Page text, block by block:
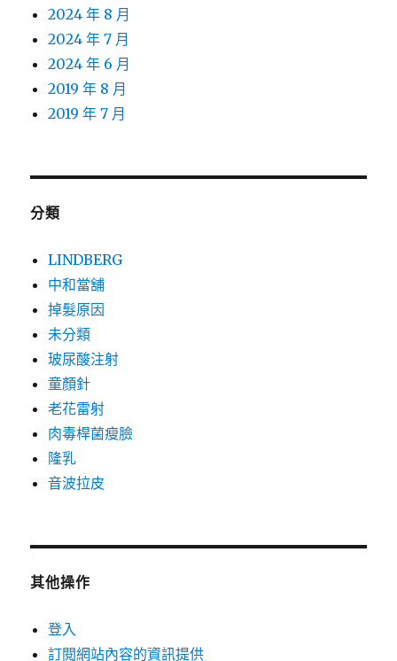
2024 年 8 月
2024 年 7 月
2024 年 6 月
2019 年 8 月
2019 年 7 月
分類
LINDBERG
中和當舖
掉髮原因
未分類
玻尿酸注射
童顏針
老花雷射
肉毒桿菌瘦臉
隆乳
音波拉皮
其他操作
登入
訂閱網站內容的資訊提供